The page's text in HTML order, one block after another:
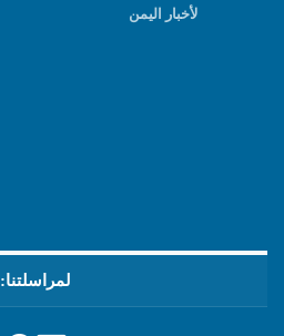
لأخبار اليمن
لمراسلتنا: